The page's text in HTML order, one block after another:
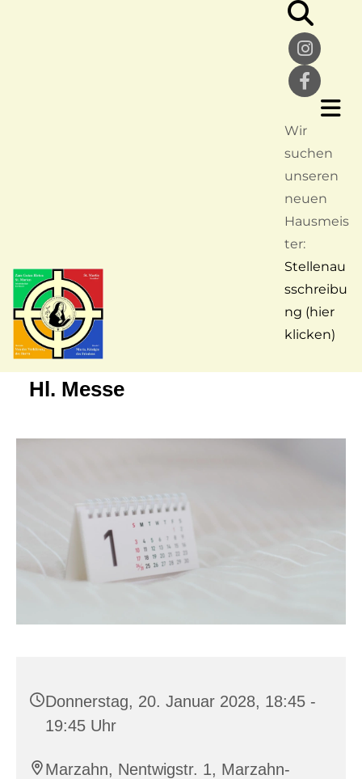
Wir
suchen
unseren
neuen
Hausmeis
ter:
Stellenau
sschreibu
ng (hier
klicken)
Hl. Messe
Donnerstag, 20. Januar 2028, 18:45 -
19:45 Uhr
Marzahn, Nentwigstr. 1, Marzahn-